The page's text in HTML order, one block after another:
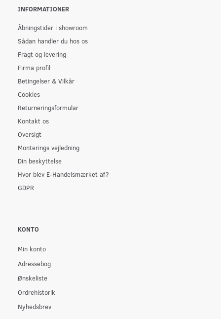
INFORMATIONER
Åbningstider i showroom
Sådan handler du hos os
Fragt og levering
Firma profil
Betingelser & Vilkår
Cookies
Returneringsformular
Kontakt os
Oversigt
Monterings vejledning
Din beskyttelse
Hvor blev E-Handelsmærket af?
GDPR
KONTO
Min konto
Adressebog
Ønskeliste
Ordrehistorik
Nyhedsbrev